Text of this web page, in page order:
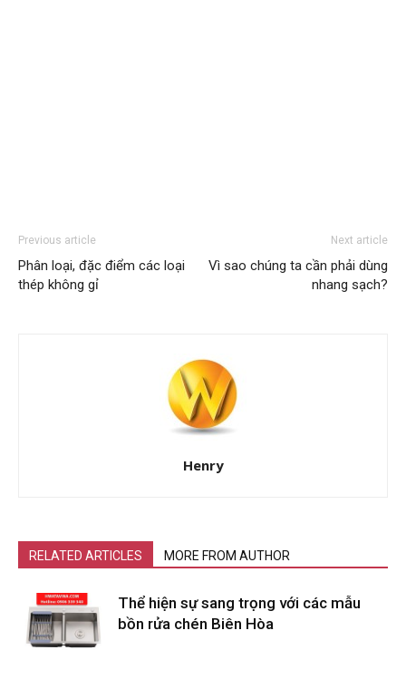
Previous article
Phân loại, đặc điểm các loại
thép không gỉ
Next article
Vì sao chúng ta cần phải dùng
nhang sạch?
Henry
RELATED ARTICLES MORE FROM AUTHOR
Thể hiện sự sang trọng với các mẫu
bồn rửa chén Biên Hòa